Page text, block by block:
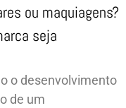
ou maquiagens?
seja
o desenvolvimento
de um